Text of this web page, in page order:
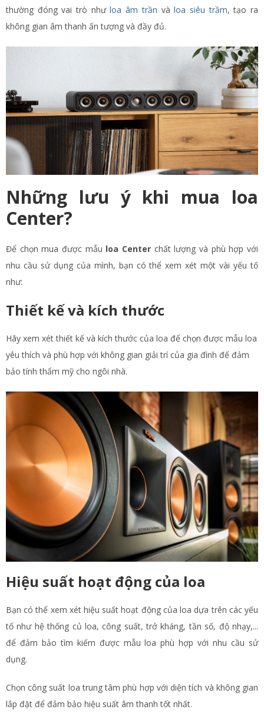
thường đóng vai trò nhưloa âm trần vàloa siêu trầm, tạo ra
không gian âm thanh ấn tượng và đầy đủ.
Những lưu ý khi mua loa
Center?
Để chọn mua được mẫu loa Center chất lượng và phù hợp với
nhu cầu sử dụng của mình, bạn có thể xem xét một vài yếu tố
như:
Thiết kế và kích thước
Hãy xem xét thiết kế và kích thước của loa để chọn được mẫu loa
yêu thích và phù hợp với không gian giải trí của gia đình để đảm
bảo tính thẩm mỹ cho ngôi nhà.
Hiệu suất hoạt động của loa
Bạn có thể xem xét hiệu suất hoạt động của loa dựa trên các yếu
tố như hệ thống củ loa, công suất, trở kháng, tần số, độ nhạy,...
để đảm bảo tìm kiếm được mẫu loa phù hợp với nhu cầu sử
dụng.
Chọn công suất loa trung tâm phù hợp với diện tích và không gian
lắp đặt để đảm bảo hiệu suất âm thanh tốt nhất.